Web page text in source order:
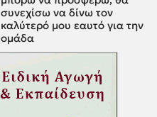
συνεχίσω να δίνω τον
καλύτερό μου εαυτό για την
ομάδα